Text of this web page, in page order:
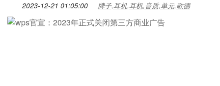
2023-12-21 01:05:00 牌子,耳机,耳机,音质,单元,歌德